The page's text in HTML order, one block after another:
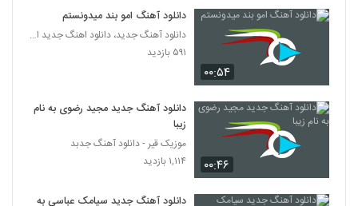
5353
دانلود آهنگ جاوید روزای رفته
۲۳۳ بازدید
موزیک زیبای تنفر از طیب باقری
5356
دانلود آهنگ امیر حاجی قاسمی نمیتونم
۰۰:۵۴
دانلود آهنگ امو بند میدونستم
دانلود آهنگ جدید، دانلود اهنگ جدید ایرانی
۵۹۱ بازدید
۰۰:۴۶
دانلود آهنگ جدید مجید رضوی به نام
زیبا
موزیک قیر - دانلود آهنگ جدبد
۱,۱۱۴ بازدید
دانلود آهنگ جدید سیامک عباسی به